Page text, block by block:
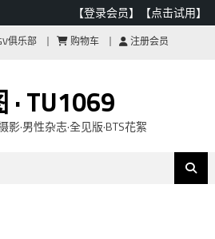
【登录会员】 【点击试用】
俱乐部 购物车 注册会员
· TU1069
影·男性杂志·全见版·BTS花絮